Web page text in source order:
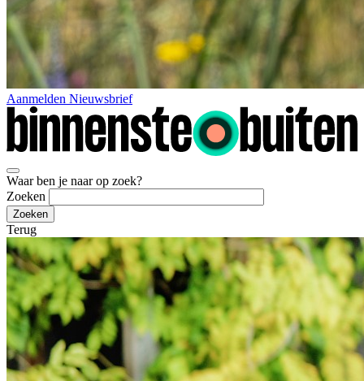
Aanmelden Nieuwsbrief
Waar ben je naar op zoek?
Zoeken
Terug